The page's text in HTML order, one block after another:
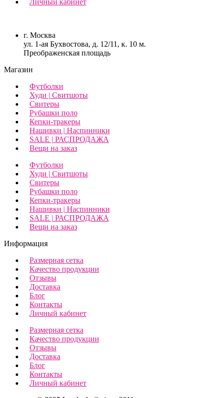
г. Москва
ул. 1-ая Бухвостова, д. 12/11, к. 10 м.
Преображенская площадь
Магазин
Футболки
Худи | Свитшоты
Свитеры
Рубашки поло
Кепки-тракеры
Нашивки | Наспинники
SALE | РАСПРОДАЖА
Вещи на заказ
Футболки
Худи | Свитшоты
Свитеры
Рубашки поло
Кепки-тракеры
Нашивки | Наспинники
SALE | РАСПРОДАЖА
Вещи на заказ
Информация
Размерная сетка
Качество продукции
Отзывы
Доставка
Блог
Контакты
Личный кабинет
Размерная сетка
Качество продукции
Отзывы
Доставка
Блог
Контакты
Личный кабинет